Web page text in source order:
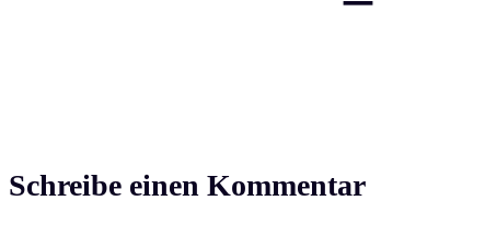
Schreibe einen Kommentar